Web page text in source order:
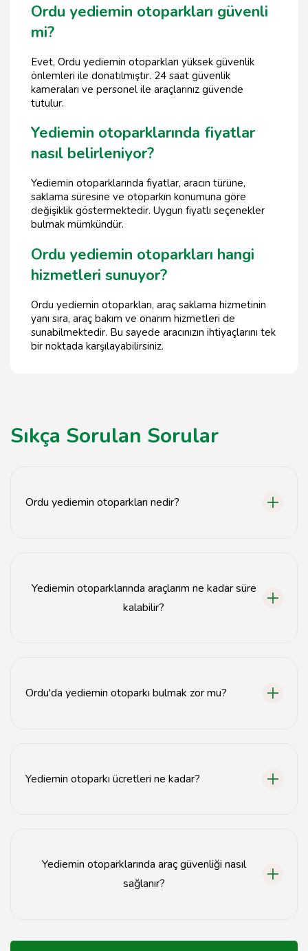
Ordu yediemin otoparkları güvenli
mi?
Evet, Ordu yediemin otoparkları yüksek güvenlik
önlemleri ile donatılmıştır. 24 saat güvenlik
kameraları ve personel ile araçlarınız güvende
tutulur.
Yediemin otoparklarında fiyatlar
nasıl belirleniyor?
Yediemin otoparklarında fiyatlar, aracın türüne,
saklama süresine ve otoparkın konumuna göre
değişiklik göstermektedir. Uygun fiyatlı seçenekler
bulmak mümkündür.
Ordu yediemin otoparkları hangi
hizmetleri sunuyor?
Ordu yediemin otoparkları, araç saklama hizmetinin
yanı sıra, araç bakım ve onarım hizmetleri de
sunabilmektedir. Bu sayede aracınızın ihtiyaçlarını tek
bir noktada karşılayabilirsiniz.
Sıkça Sorulan Sorular
Ordu yediemin otoparkları nedir?
Yediemin otoparklarında araçlarım ne kadar süre
kalabilir?
Ordu'da yediemin otoparkı bulmak zor mu?
Yediemin otoparkı ücretleri ne kadar?
Yediemin otoparklarında araç güvenliği nasıl
sağlanır?
ile sağlanmaktadır.